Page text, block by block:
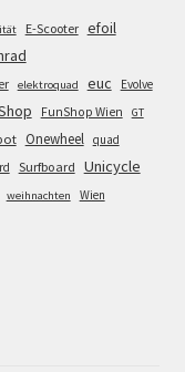
E-Scooter efoil
elektroquad euc
Evolve
FunShop Wien GT
Onewheel quad
Surfboard Unicycle
weihnachten
Wien